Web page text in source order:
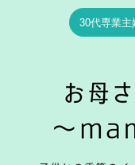
30代専業